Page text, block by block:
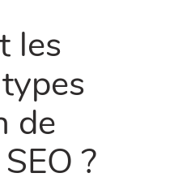
les
de
?